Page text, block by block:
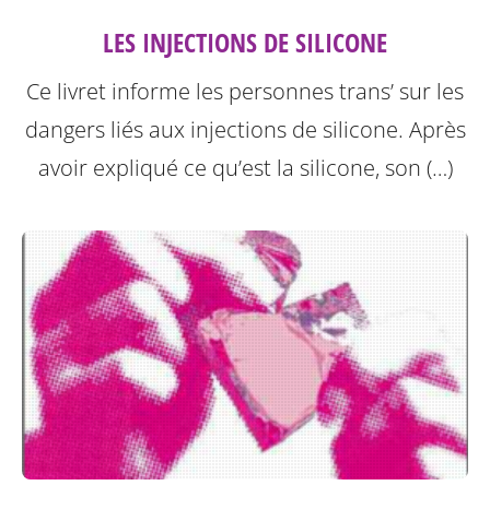
LES INJECTIONS DE SILICONE
Ce livret informe les personnes trans’ sur les
dangers liés aux injections de silicone. Après
avoir expliqué ce qu’est la silicone, son (…)